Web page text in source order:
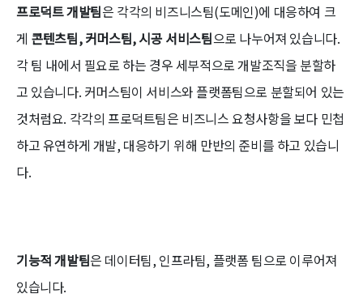
프로덕트 개발팀은 각각의 비즈니스팀(도메인)에 대응하여 크
게 콘텐츠팀, 커머스팀, 시공 서비스팀으로 나누어져 있습니다.
각 팀 내에서 필요로 하는 경우 세부적으로 개발조직을 분할하
고 있습니다. 커머스팀이 서비스와 플랫폼팀으로 분할되어 있는
것처럼요. 각각의 프로덕트팀은 비즈니스 요청사항을 보다 민첩
하고 유연하게 개발, 대응하기 위해 만반의 준비를 하고 있습니
다.
기능적 개발팀은 데이터팀, 인프라팀, 플랫폼 팀으로 이루어져
있습니다.